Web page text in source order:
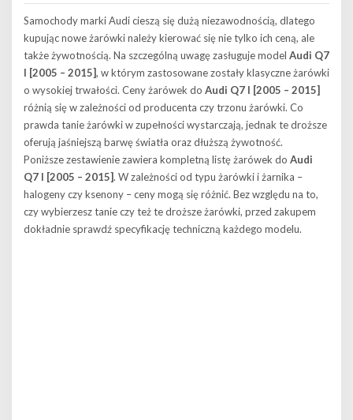
Samochody marki Audi cieszą się dużą niezawodnością, dlatego
kupując nowe żarówki należy kierować się nie tylko ich ceną, ale
także żywotnością. Na szczególną uwagę zasługuje model Audi Q7
I [2005 – 2015], w którym zastosowane zostały klasyczne żarówki
o wysokiej trwałości. Ceny żarówek do Audi Q7 I [2005 – 2015]
różnią się w zależności od producenta czy trzonu żarówki. Co
prawda tanie żarówki w zupełności wystarczają, jednak te droższe
oferują jaśniejszą barwę światła oraz dłuższą żywotność.
Poniższe zestawienie zawiera kompletną listę żarówek do Audi
Q7 I [2005 – 2015]. W zależności od typu żarówki i żarnika –
halogeny czy ksenony – ceny mogą się różnić. Bez względu na to,
czy wybierzesz tanie czy też te droższe żarówki, przed zakupem
dokładnie sprawdź specyfikację techniczną każdego modelu.